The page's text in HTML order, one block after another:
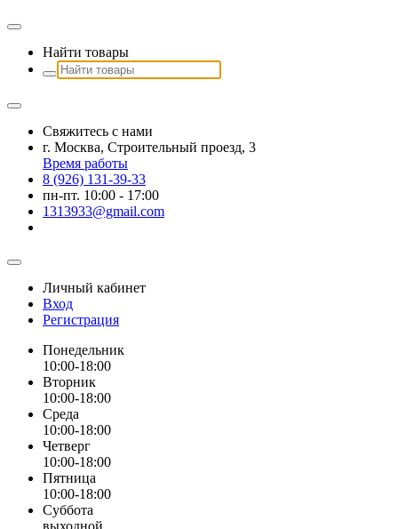
Найти товары
Свяжитесь с нами
г. Москва, Строительный проезд, 3
Время работы
8 (926) 131-39-33
пн-пт. 10:00 - 17:00
1313933@gmail.com
Личный кабинет
Вход
Регистрация
Понедельник
10:00-18:00
Вторник
10:00-18:00
Среда
10:00-18:00
Четверг
10:00-18:00
Пятница
10:00-18:00
Суббота
выходной